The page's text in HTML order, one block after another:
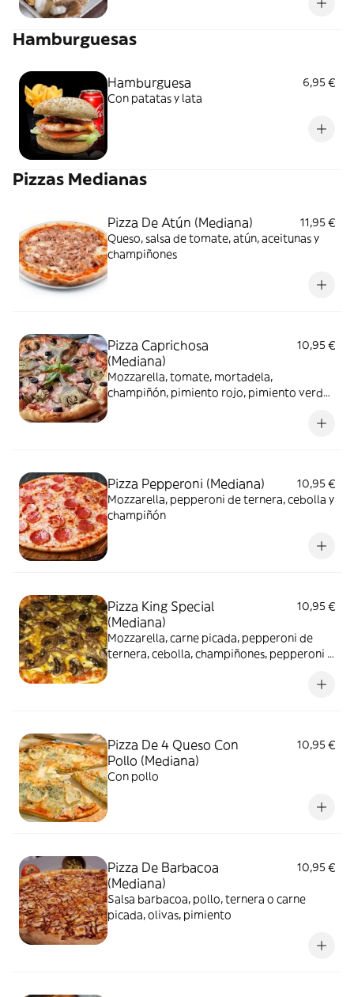
Hamburguesas
Hamburguesa
6,95 €
Con patatas y lata
Pizzas Medianas
Pizza De Atún (Mediana)
11,95 €
Queso, salsa de tomate, atún, aceitunas y
champiñones
Pizza Caprichosa
(Mediana)
10,95 €
Mozzarella, tomate, mortadela,
champiñón, pimiento rojo, pimiento verde
Pizza Pepperoni (Mediana)
10,95 €
Mozzarella, pepperoni de ternera, cebolla y
champiñón
Pizza King Special
(Mediana)
10,95 €
Mozzarella, carne picada, pepperoni de
ternera, cebolla, champiñones, pepperoni y
Pizza De 4 Queso Con
Pollo (Mediana)
10,95 €
Con pollo
Pizza De Barbacoa
(Mediana)
10,95 €
Salsa barbacoa, pollo, ternera o carne
picada, olivas, pimiento